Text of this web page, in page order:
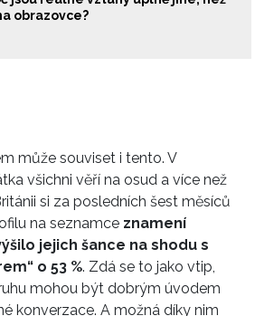
obrazovce?
může souviset i tento. V
všichni věří na osud a více než
si za posledních šest měsíců
na seznamce znamení
jejich šance na shodu s
o 53 %. Zdá se to jako vtip,
mohou být dobrým úvodem
konverzace. A možná díky nim